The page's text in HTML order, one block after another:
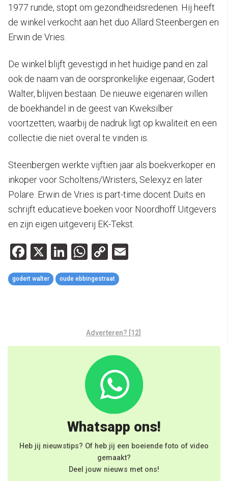
1977 runde, stopt om gezondheidsredenen. Hij heeft
de winkel verkocht aan het duo Allard Steenbergen en
Erwin de Vries.
De winkel blijft gevestigd in het huidige pand en zal
ook de naam van de oorspronkelijke eigenaar, Godert
Walter, blijven bestaan. De nieuwe eigenaren willen
de boekhandel in de geest van Kweksilber
voortzetten, waarbij de nadruk ligt op kwaliteit en een
collectie die niet overal te vinden is.
Steenbergen werkte vijftien jaar als boekverkoper en
inkoper voor Scholtens/Wristers, Selexyz en later
Polare. Erwin de Vries is part-time docent Duits en
schrijft educatieve boeken voor Noordhoff Uitgevers
en zijn eigen uitgeverij EK-Tekst.
Facebook
X LinkedIn
WhatsApp
Copy
Link
godert walter oude ebbingestraat
Adverteren? [12]
Whatsapp ons!
Heb jij nieuwstips? Of heb jij een boeiende foto of video
gemaakt?
Deel jouw nieuws met ons!